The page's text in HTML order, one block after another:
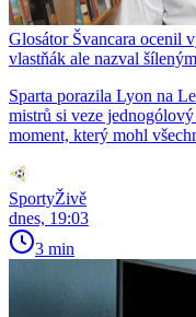
Glosátor Švancara ocenil
vlastňák ale nazval
Sparta porazila Lyon na
mistrů si veze
moment, který mohl
SportyŽivě
dnes, 19:03
3 min